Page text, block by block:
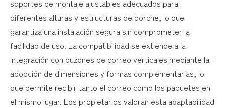
soportes de montaje ajustables adecuados para
diferentes alturas y estructuras de porche, lo que
garantiza una instalación segura sin comprometer la
facilidad de uso. La compatibilidad se extiende a la
integración con buzones de correo verticales mediante la
adopción de dimensiones y formas complementarias, lo
que permite recibir tanto el correo como los paquetes en
el mismo lugar. Los propietarios valoran esta adaptabilidad